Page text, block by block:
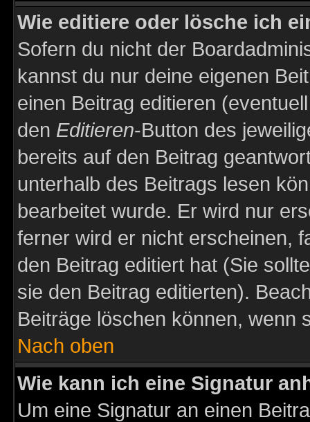
Wie editiere oder lösche ich
Sofern du nicht der
kannst du nur deine eigenen
einen Beitrag editieren
den Editieren-Button des
bereits auf den Beitrag
unterhalb des Beitrags lesen
bearbeitet wurde. Er wird nur
ferner wird er nicht erscheinen,
den Beitrag editiert hat (Sie
sie den Beitrag editierten).
Beiträge löschen können, wenn
Nach oben
Wie kann ich eine Signatur
Um eine Signatur an einen